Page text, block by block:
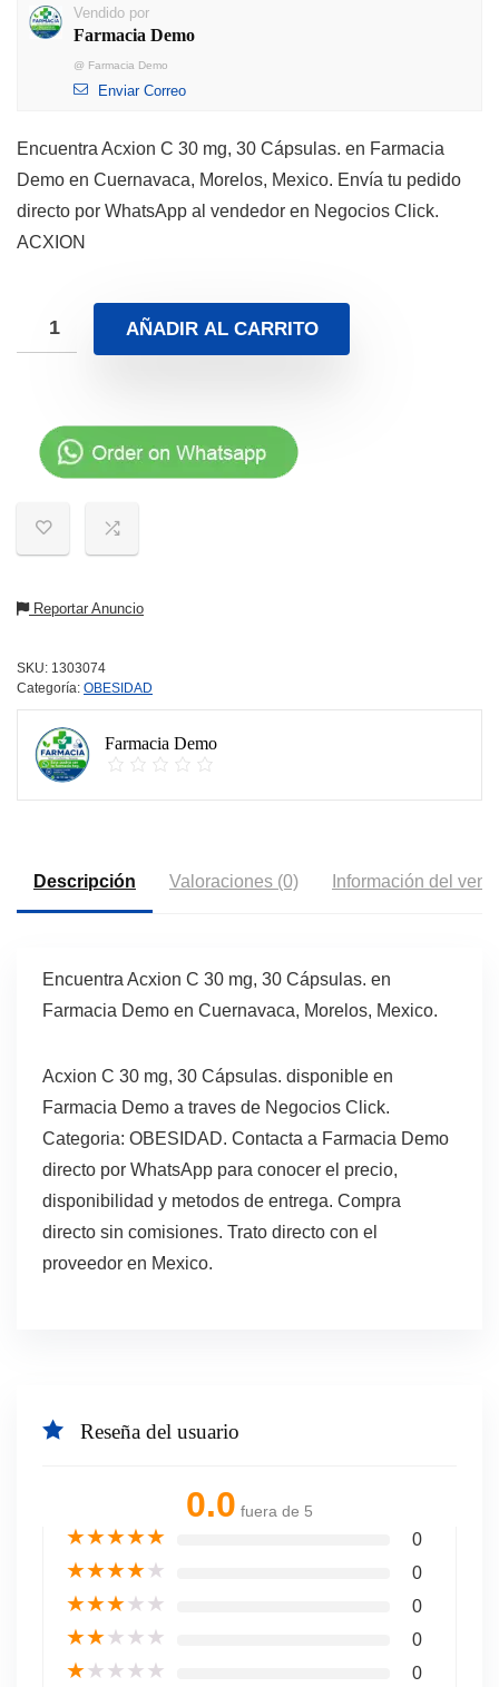
Vendido por
Farmacia Demo
@ Farmacia Demo
Enviar Correo
Encuentra Acxion C 30 mg, 30 Cápsulas. en Farmacia
Demo en Cuernavaca, Morelos, Mexico. Envía tu pedido
directo por WhatsApp al vendedor en Negocios Click.
ACXION
AÑADIR AL CARRITO
Reportar Anuncio
SKU: 1303074
Categoría: OBESIDAD
Farmacia Demo
Descripción Valoraciones (0) Información del
Encuentra Acxion C 30 mg, 30 Cápsulas. en
Farmacia Demo en Cuernavaca, Morelos, Mexico.
Acxion C 30 mg, 30 Cápsulas. disponible en
Farmacia Demo a traves de Negocios Click.
Categoria: OBESIDAD. Contacta a Farmacia Demo
directo por WhatsApp para conocer el precio,
disponibilidad y metodos de entrega. Compra
directo sin comisiones. Trato directo con el
proveedor en Mexico.
Reseña del usuario
0.0 fuera de 5
★★★★★ 0
★★★★★ 0
★★★★★ 0
★★★★★ 0
★★★★★ 0